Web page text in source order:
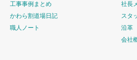
工事事例まとめ
かわら割道場日記
職人ノート
社長
スタ
沿革
会社